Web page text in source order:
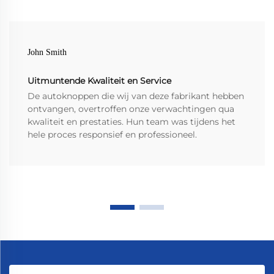
John Smith
Uitmuntende Kwaliteit en Service
De autoknoppen die wij van deze fabrikant hebben
ontvangen, overtroffen onze verwachtingen qua
kwaliteit en prestaties. Hun team was tijdens het
hele proces responsief en professioneel.